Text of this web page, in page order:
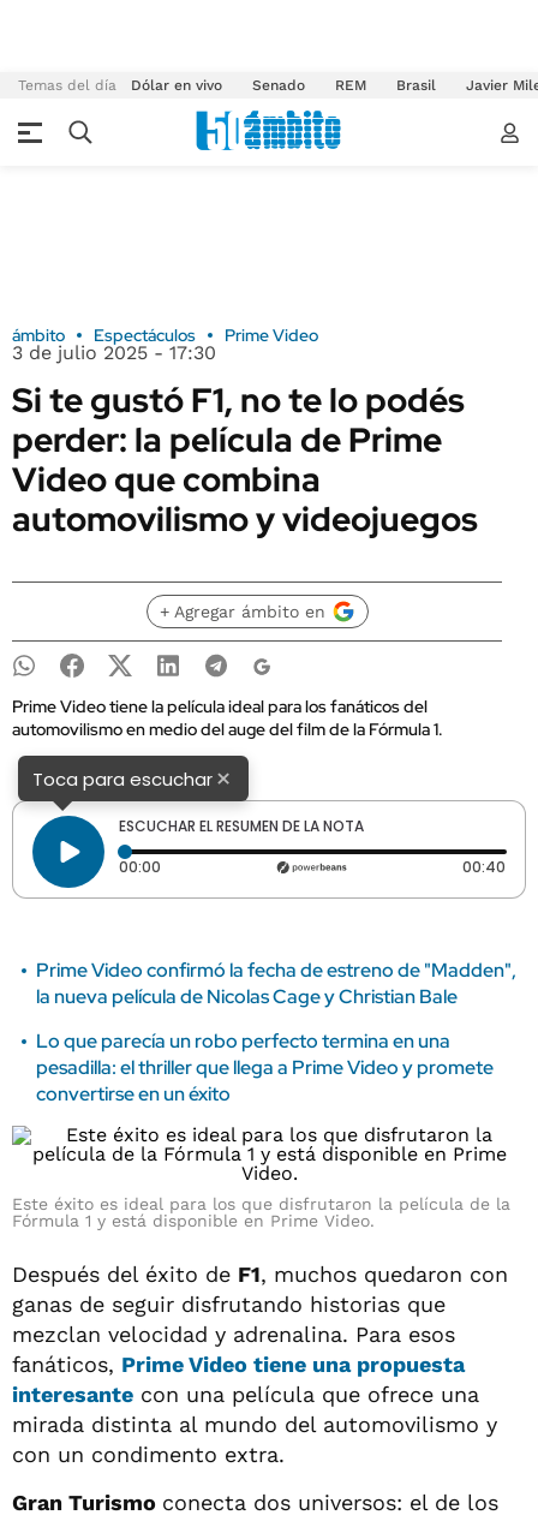
Temas del día Dólar en vivo Senado REM Brasil Javier
ámbito Espectáculos Prime Video
3 de julio 2025 - 17:30
Si te gustó F1, no te lo podés
perder: la película de Prime
Video que combina
automovilismo y videojuegos
+ Agregar ámbito en
Prime Video tiene la película ideal para los fanáticos del
automovilismo en medio del auge del film de la Fórmula 1.
Toca para escuchar×
ESCUCHAR EL RESUMEN DE LA NOTA
00:00 Tiempo transcurrido: 0 segundos 00:40
Prime Video confirmó la fecha de estreno de "Madden",
la nueva película de Nicolas Cage y Christian Bale
Lo que parecía un robo perfecto termina en una
pesadilla: el thriller que llega a Prime Video y promete
convertirse en un éxito
Este éxito es ideal para los que disfrutaron la película de la
Fórmula 1 y está disponible en Prime Video.
Después del éxito de F1, muchos quedaron con
ganas de seguir disfrutando historias que
mezclan velocidad y adrenalina. Para esos
fanáticos, Prime Video tiene una propuesta
interesante con una película que ofrece una
mirada distinta al mundo del automovilismo y
con un condimento extra.
Gran Turismo conecta dos universos: el de los